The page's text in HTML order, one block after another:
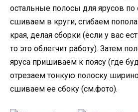
остальные полосы для ярусов по
сшиваем в круги, сгибаем
края, делая сборки (если у вас
то это облегчит работу). Затем
яруса пришиваем к поясу (где
отрезаем тонкую полоску
сшиваем ее сбоку (см.фото).